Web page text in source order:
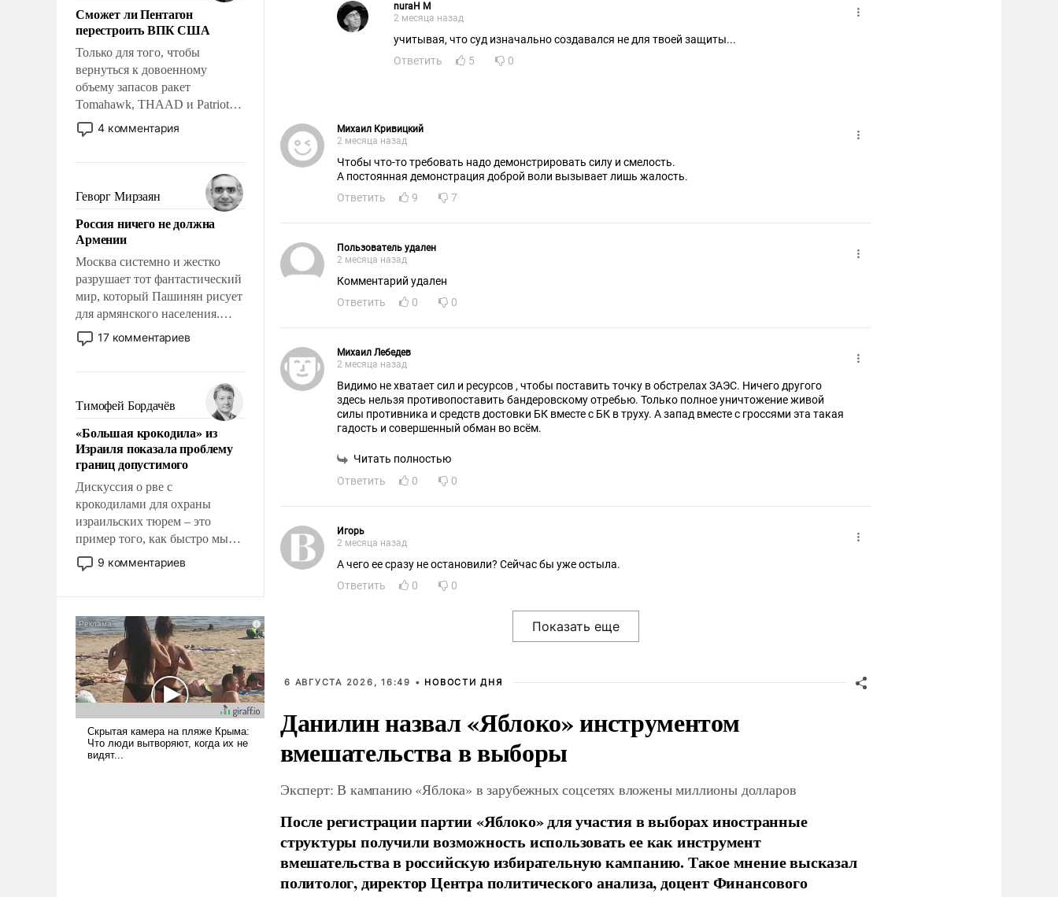
Сможет ли Пентагон
перестроить ВПК США
Только для того, чтобы
вернуться к довоенному
объему запасов ракет
Tomahawk, THAAD и Patriot
США потребуется более трех
лет. Даже небольшая война с
Сложившаяся ситуация
означает многолетний период
уязвимости США, например,
перед Китаем.
4 комментария
Геворг Мирзаян
Россия ничего не должна
Армении
Москва системно и жестко
разрушает тот фантастический
мир, который Пашинян рисует
для армянского населения.
Мир, где политические
прожекты будут безусловно
налогоплательщиков и где
Еревану за свои поступки не
нужно отвечать.
17 комментариев
Тимофей Бордачёв
«Большая крокодила» из
Израиля показала проблему
границ допустимого
Дискуссия о рве с
крокодилами для охраны
израильских тюрем – это
пример того, как быстро мы
двигаемся по пути
революционных изменений.
псевдонаучной фантастики,
стало всерьез обсуждаемой
идеей.
9 комментариев
nuraH M
2 месяца назад
учитывая, что суд изначально создавался не для твоей защиты...
Ответить
5 0
Михаил Кривицкий
2 месяца назад
Чтобы что-то требовать надо демонстрировать силу и смелость.
А постоянная демонстрация доброй воли вызывает лишь жалость.
Ответить
9 7
Пользователь удален
2 месяца назад
Комментарий удален
Ответить
0 0
Михаил Лебедев
2 месяца назад
Видимо не хватает сил и ресурсов , чтобы поставить точку в обстрелах ЗАЭС. Ничего другого
здесь нельзя противопоставить бандеровскому отребью. Только полное уничтожение живой
силы противника и средств достовки БК вместе с БК в труху. А запад вместе с гроссями эта такая
гадость и совершенный обман во всём.
Читать полностью
Ответить
0 0
Игорь
2 месяца назад
А чего ее сразу не остановили? Сейчас бы уже остыла.
Ответить
0 0
6 АВГУСТА 2026, 16:49 • НОВОСТИ ДНЯ
Данилин назвал «Яблоко» инструментом
вмешательства в выборы
Эксперт: В кампанию «Яблока» в зарубежных соцсетях вложены миллионы долларов
После регистрации партии «Яблоко» для участия в выборах иностранные
структуры получили возможность использовать ее как инструмент
вмешательства в российскую избирательную кампанию. Такое мнение высказал
политолог, директор Центра политического анализа, доцент Финансового